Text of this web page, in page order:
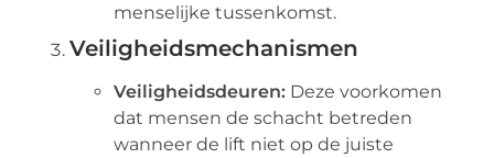
menselijke tussenkomst.
Veiligheidsmechanismen
Veiligheidsdeuren: Deze voorkomen
dat mensen de schacht betreden
wanneer de lift niet op de juiste